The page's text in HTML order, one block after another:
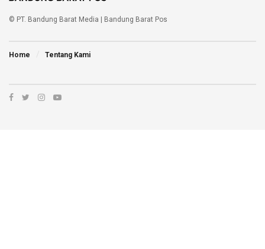
© PT. Bandung Barat Media | Bandung Barat Pos
Home Tentang Kami